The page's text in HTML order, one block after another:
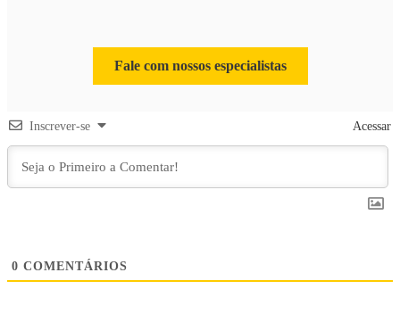
Fale com nossos especialistas
Inscrever-se Acessar
0 COMENTÁRIOS